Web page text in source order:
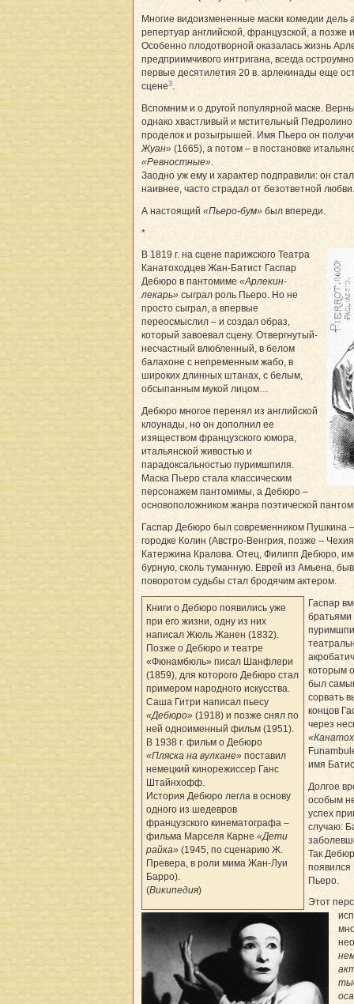
Многие видоизмененные маски комедии дель
репертуар английской, французской, а позже
Особенно плодотворной оказалась жизнь
предприимчивого интригана, всегда
первые десятилетия 20 в. арлекинады еще
сцене3.
Вспомним и о другой популярной маске.
однако хвастливый и мстительный
проделок и розыгрышей. Имя Пьеро он
Жуан» (1665), а потом – в постановке
«Ревностные».
Заодно уж ему и характер подправили: он
наивнее, часто страдал от безответной любви.
А настоящий «Пьеро-бум» был впереди.
*
В 1819 г. на сцене парижского Театра
Канатоходцев Жан-Батист Гаспар
Дебюро в пантомиме «Арлекин-
лекарь» сыграл роль Пьеро. Но не
просто сыграл, а впервые
переосмыслил – и создал­ образ,
который завоевал сцену. Отвергнутый­
несчаст­ный влюбленный, в белом
балахоне с непременным жабо, в
широких длинных штанах, с белым,
обсыпанным мукой лицом…
Дебюро многое перенял из английской
клоунады, но он дополнил ее
изяществом французского юмора,
итальянской живостью и
парадоксальностью пуримшпиля.
Маска Пьеро стала классическим
персонажем пантомимы, а Дебюро –
основоположником жанра поэтической
Гаспар Дебюро был современником Пушкина –
городке Колин (Австро-Венгрия, позже –
Катержина Кралова. Отец, Филипп Дебюро,
бурную, сколь туманную. Еврей из Амьена,
поворотом судьбы стал бродячим актером.
Книги о Дебюро появились уже
при его жизни, одну из них
написал Жюль Жанен (1832).
Позже о Дебюро и театре
«Фюнамбюль» писал Шанфлери
(1859), для которого Дебюро стал
примером народного искусства.
Саша Гитри написал пьесу
«Дебюро» (1918) и позже снял по
ней одноименный фильм (1951).
В 1938 г. фильм о Дебюро
«Пляска на вулкане» поставил
немецкий кинорежиссер Ганс
Штайнхофф.
История Дебюро легла в основу
одного из шедевров
французского кинематографа –
фильма Марселя Карне «Дети
райка» (1945, по сценарию Ж.
Превера, в роли мима Жан-Луи
Барро).
(Википедия)
Гаспар
братьями
которым
был
сорвать
концов
через
имя
Долгое
особым
успех
случаю:
Так
появился
Пьеро.
Этот